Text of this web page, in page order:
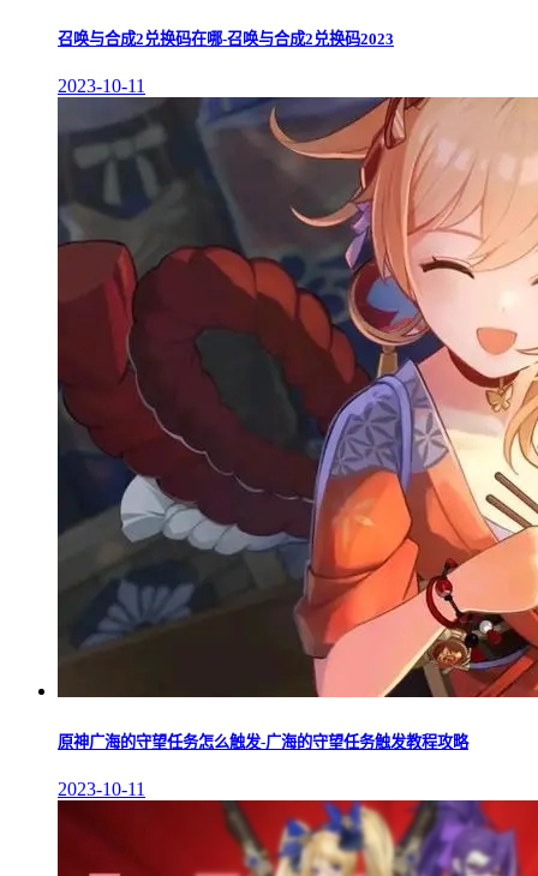
召唤与合成2兑换码在哪-召唤与合成2兑换码2023
2023-10-11
原神广海的守望任务怎么触发-广海的守望任务触发教程攻略
2023-10-11